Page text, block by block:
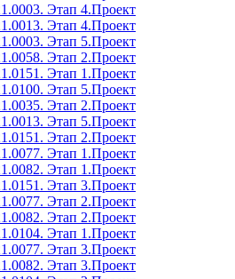
Этап 4.Проект
Этап 4.Проект
Этап 5.Проект
Этап 2.Проект
Этап 1.Проект
Этап 5.Проект
Этап 2.Проект
Этап 5.Проект
Этап 2.Проект
Этап 1.Проект
Этап 1.Проект
Этап 3.Проект
Этап 2.Проект
Этап 2.Проект
Этап 1.Проект
Этап 3.Проект
Этап 3.Проект